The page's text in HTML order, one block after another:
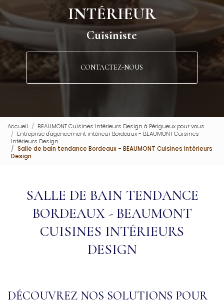
INTÉRIEUR
Cuisiniste
CONTACTEZ-NOUS
Accueil
BEAUMONT Cuisines Intérieurs Design à Périgueux pour vous
Entreprise d'agencement intérieur Bordeaux - BEAUMONT Cuisines
Intérieurs Design
Salle de bain tendance Bordeaux - BEAUMONT Cuisines Intérieurs
Design
SALLE DE BAIN TENDANCE
BORDEAUX - BEAUMONT
CUISINES INTÉRIEURS
DESIGN
DÉCOUVREZ NOS SOLUTIONS POUR